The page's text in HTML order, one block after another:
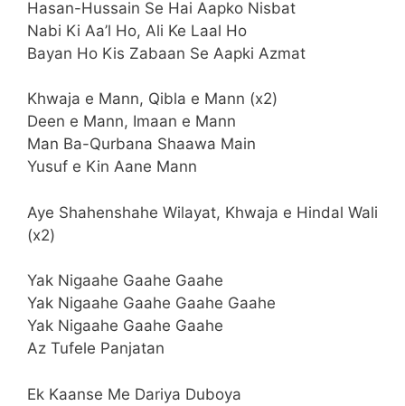
Hasan-Hussain Se Hai Aapko Nisbat
Nabi Ki Aa’l Ho, Ali Ke Laal Ho
Bayan Ho Kis Zabaan Se Aapki Azmat
Khwaja e Mann, Qibla e Mann (x2)
Deen e Mann, Imaan e Mann
Man Ba-Qurbana Shaawa Main
Yusuf e Kin Aane Mann
Aye Shahenshahe Wilayat, Khwaja e Hindal Wali
(x2)
Yak Nigaahe Gaahe Gaahe
Yak Nigaahe Gaahe Gaahe Gaahe
Yak Nigaahe Gaahe Gaahe
Az Tufele Panjatan
Ek Kaanse Me Dariya Duboya